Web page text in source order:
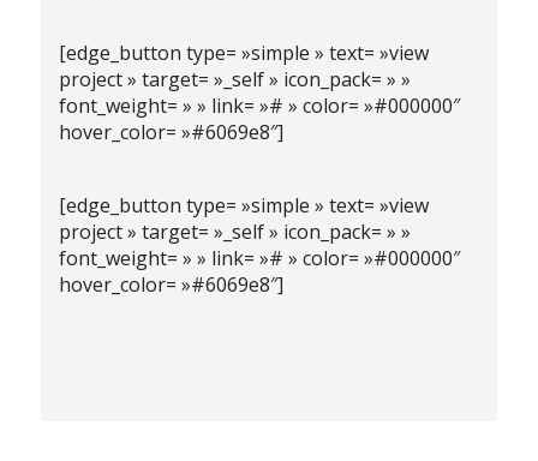
[edge_button type= »simple » text= »view
project » target= »_self » icon_pack= » »
font_weight= » » link= »# » color= »#000000″
hover_color= »#6069e8″]
[edge_button type= »simple » text= »view
project » target= »_self » icon_pack= » »
font_weight= » » link= »# » color= »#000000″
hover_color= »#6069e8″]